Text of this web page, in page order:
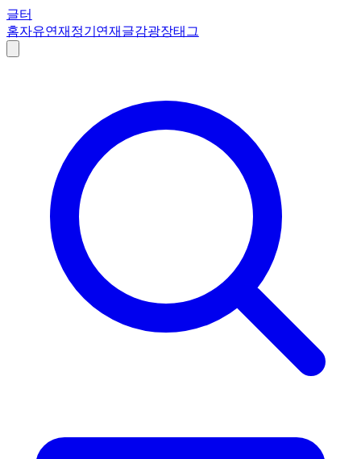
글터
홈자유연재 정기연재 글감광장태그